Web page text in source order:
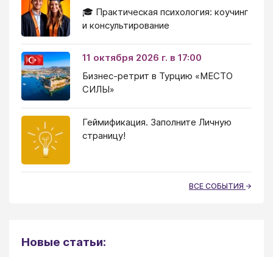
🎓 Практическая психология: коучинг
и консультирование
11 октября 2026 г. в 17:00
Бизнес-ретрит в Турцию «МЕСТО
СИЛЫ»
Геймификация. Заполните Личную
страницу!
ВСЕ СОБЫТИЯ
Новые статьи: